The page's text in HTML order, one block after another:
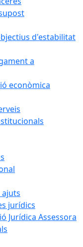
d'estabilitat
a
econòmica
ajuts
jurídics
Jurídica Assessora